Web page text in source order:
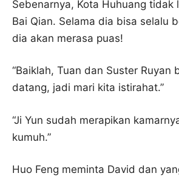
Sebenarnya, Kota Huhuang tidak
Bai Qian. Selama dia bisa selalu
dia akan merasa puas!
“Baiklah, Tuan dan Suster Ruyan
datang, jadi mari kita istirahat.”
“Ji Yun sudah merapikan
kumuh.”
Huo Feng meminta David dan